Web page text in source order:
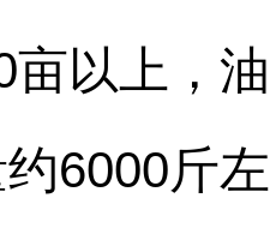
亩以上，
约6000斤